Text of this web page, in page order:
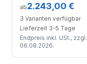
ab2.243,00 €
3 Varianten verfügbar
Lieferzeit 3-5 Tage
Endpreis inkl. USt., zzgl.
06.08.2026.